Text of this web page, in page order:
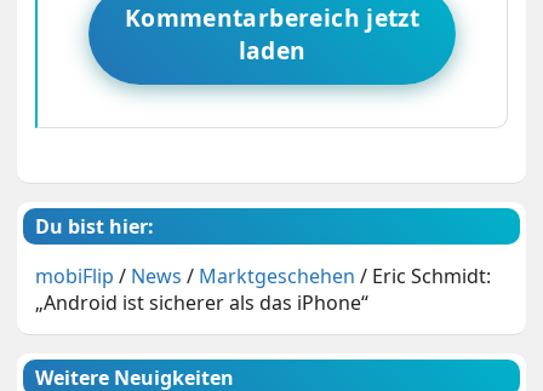
Kommentarbereich jetzt
laden
Du bist hier:
mobiFlip / News / Marktgeschehen / Eric Schmidt:
„Android ist sicherer als das iPhone“
Weitere Neuigkeiten